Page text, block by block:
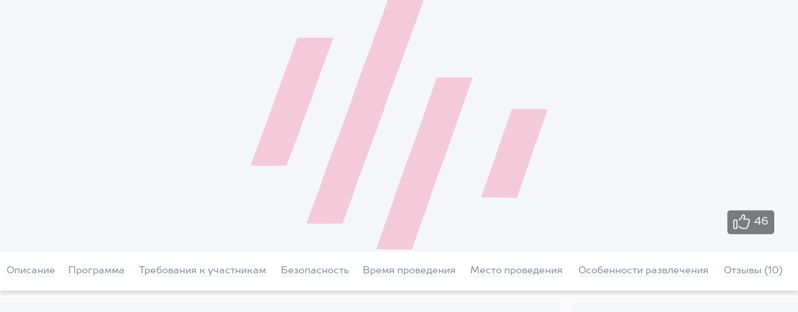
46
Описание Программа Требования к участникам Безопасность Время проведения Место проведения Особенности развлечения Отзывы (10)